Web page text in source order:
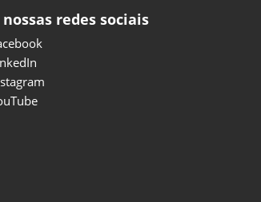
nossas redes sociais